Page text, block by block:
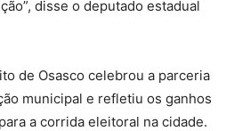
disse o deputado estadual
de Osasco celebrou a parceria
municipal e refletiu os ganhos
a corrida eleitoral na cidade.